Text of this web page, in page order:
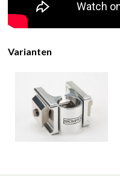
Varianten